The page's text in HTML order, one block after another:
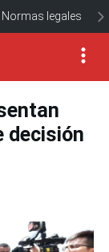
Normas legales
decisión